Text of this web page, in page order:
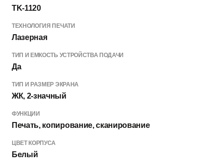
TK-1120
ТЕХНОЛОГИЯ ПЕЧАТИ
Лазерная
ТИП И ЕМКОСТЬ УСТРОЙСТВА ПОДАЧИ
Да
ТИП И РАЗМЕР ЭКРАНА
ЖК, 2-значный
ФУНКЦИИ
Печать, копирование, сканирование
ЦВЕТ КОРПУСА
Белый